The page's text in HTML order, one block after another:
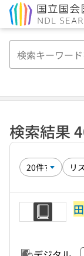
検索結果